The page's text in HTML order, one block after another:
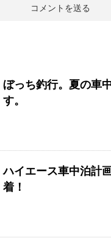
ぼっち釣行。夏の車
す。
ハイエース車中泊計
着！